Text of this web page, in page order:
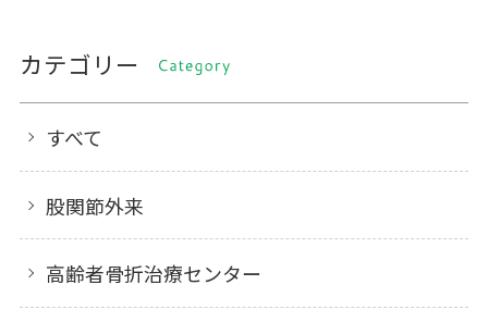
カテゴリー
すべて
股関節外来
高齢者骨折治療センター